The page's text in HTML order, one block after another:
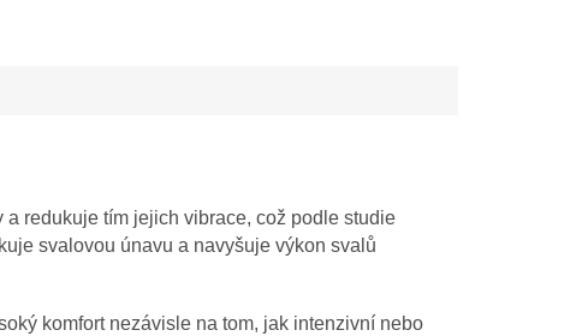
redukuje tím jejich vibrace, což podle studie
svalovou únavu a navyšuje výkon svalů
komfort nezávisle na tom, jak intenzivní nebo